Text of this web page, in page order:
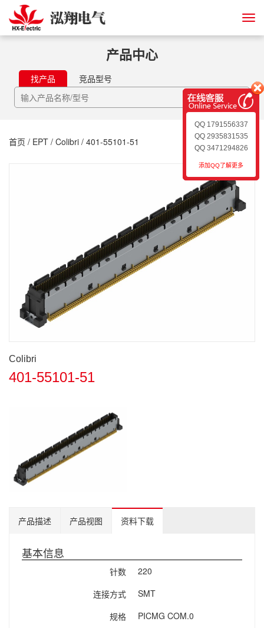
QQ 1791556337
QQ 2935831535
QQ 3471294826
添加QQ了解更多
产品中心
找产品 竞品型号
首页 / EPT / Colibri / 401-55101-51
Colibri
401-55101-51
产品描述 产品视图 资料下载
基本信息
针数
220
连接方式
SMT
规格
PICMG COM.0